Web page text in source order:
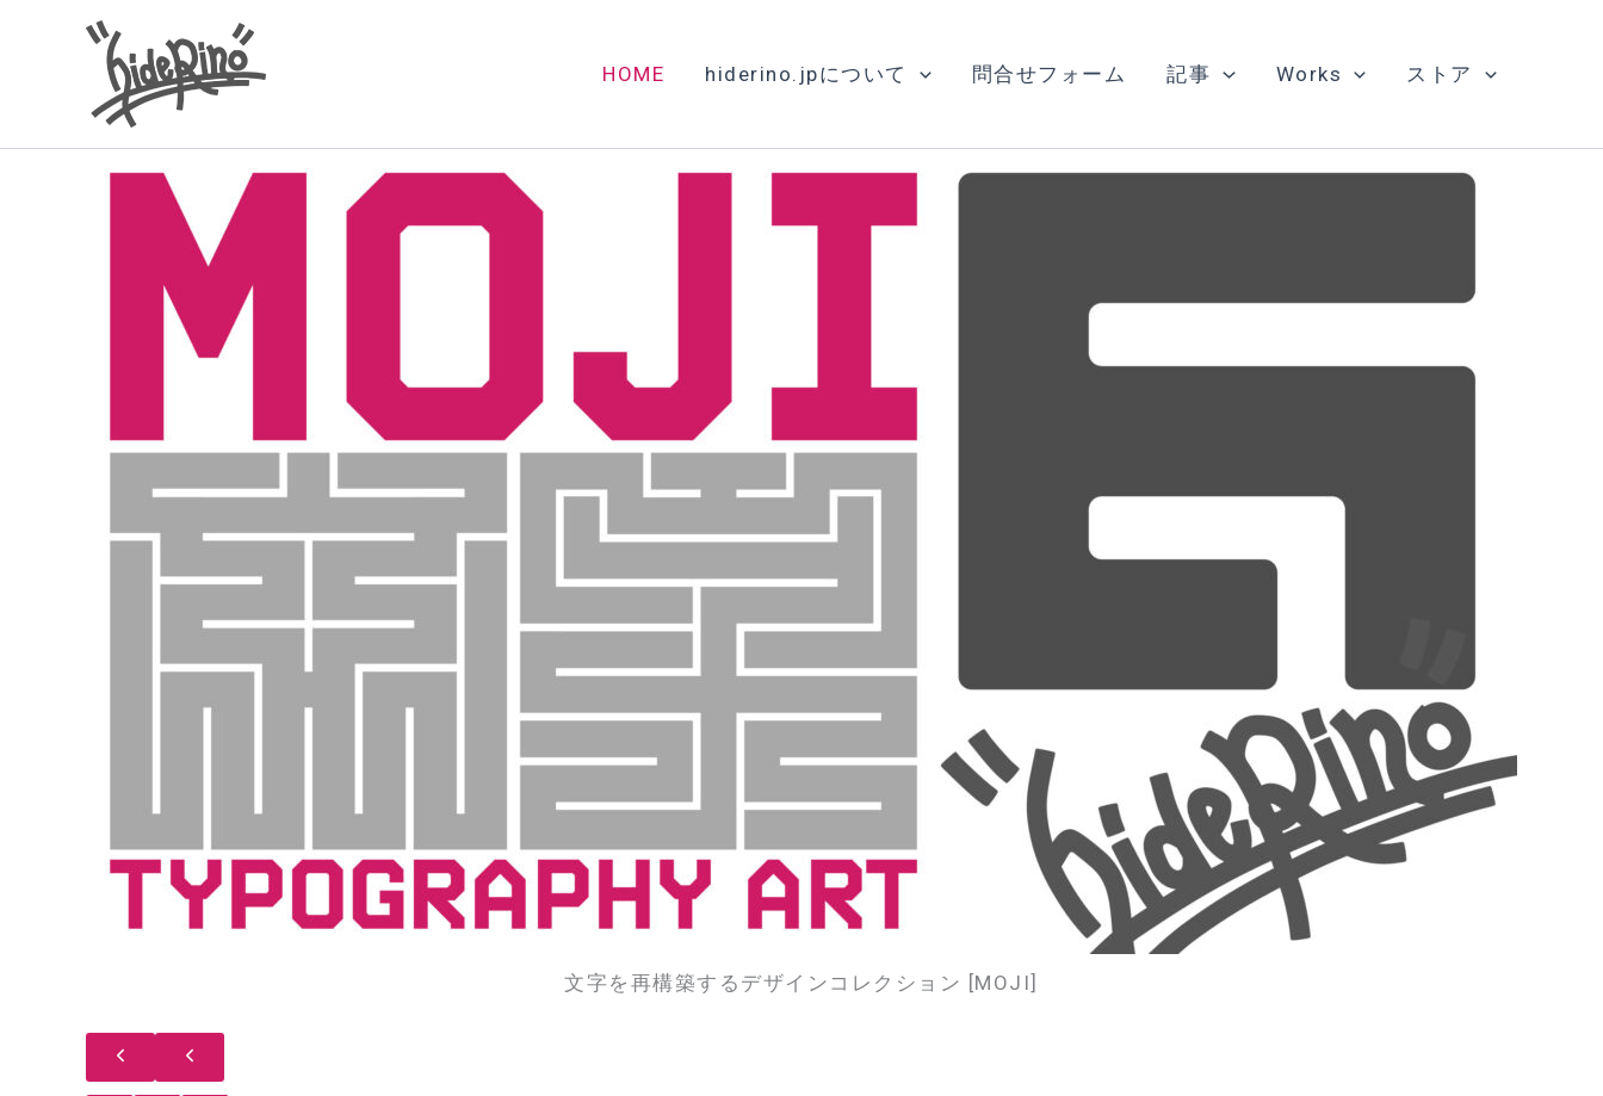
HOME hiderino.jpについて 問合せフォーム 記事 Works ストア
文字を再構築するデザインコレクション [MOJI]